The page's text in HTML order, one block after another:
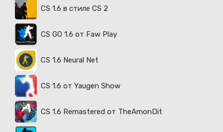
CS 1.6 в стиле CS 2
CS GO 1.6 от Faw Play
CS 1.6 Neural Net
CS 1.6 от Yaugen Show
CS 1.6 Remastered от TheAmonDit